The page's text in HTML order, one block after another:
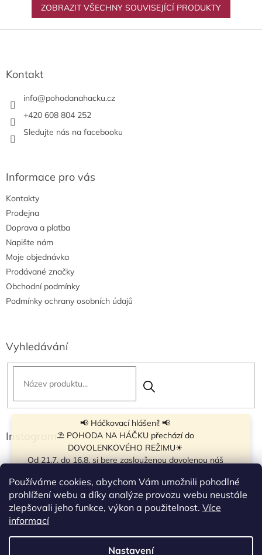
Používáme cookies, abychom Vám umožnili pohodlné
prohlížení webu a díky analýze provozu webu neustále
zlepšovali jeho funkce, výkon a použitelnost. Více
informací
Nastavení
📢 Háčkovací hlášení! 📢
⛱ POHODA NA HÁČKU přechází do
DOVOLENKOVÉHO REŽIMU☀
Od 21.7. do 16.8. si bere zaslouženou dovolenou náš
krátkou pauzu.
Objednávky přijímáme dál - klubíčka, která máme
vyrobená, odešleme bez zdržení. U ostatních se doba
☀
Od 7.8. do 14.8. si dovolenou bude užívat obchůdek v
ZOBRAZIT VŠECHNY SOUVISEJÍCÍ PRODUKTY
Kontakt
info@pohodanahacku.cz
+420 608 804 252
Sledujte nás na facebooku
Informace pro vás
Kontakty
Prodejna
Doprava a platba
Napište nám
Moje objednávka
Prodávané značky
Obchodní podmínky
Podmínky ochrany osobních údajů
Vyhledávání
Instagram
Sledovat na Instagramu
Vytvořil Shoptet